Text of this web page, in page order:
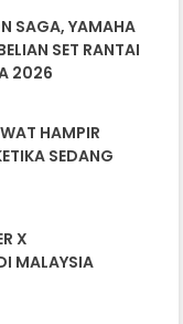
SAGA, YAMAHA
SET RANTAI
2026
HAMPIR
SEDANG
X
MALAYSIA